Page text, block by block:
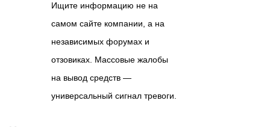
Ищите информацию не на
самом сайте компании, а на
независимых форумах и
отзовиках. Массовые жалобы
на вывод средств —
универсальный сигнал тревоги.